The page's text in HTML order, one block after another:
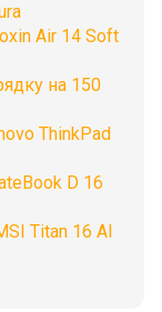
Air 14 Soft
на 150
ThinkPad
D 16
Titan 16 AI